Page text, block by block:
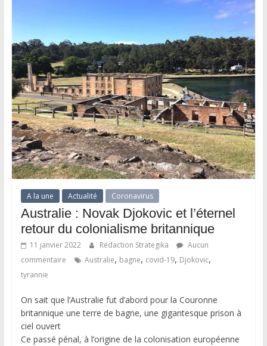
A la une Actualité Coronavirus
Australie : Novak Djokovic et l’éternel
retour du colonialisme britannique
11 janvier 2022 Rédaction Strategika
Aucun
commentaire
Australie, bagne, covid-19, Djokovic,
tyrannie
On sait que l’Australie fut d’abord pour la Couronne
britannique une terre de bagne, une gigantesque prison à
ciel ouvert
Ce passé pénal, à l’origine de la colonisation européenne